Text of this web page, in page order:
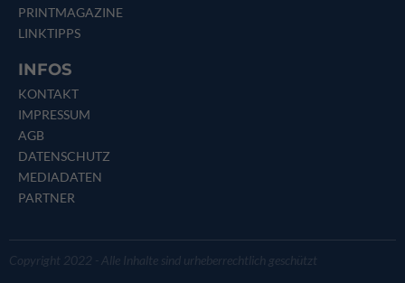
PRINTMAGAZINE
LINKTIPPS
INFOS
KONTAKT
IMPRESSUM
AGB
DATENSCHUTZ
MEDIADATEN
PARTNER
Copyright 2022 - Alle Inhalte sind urheberrechtlich geschützt